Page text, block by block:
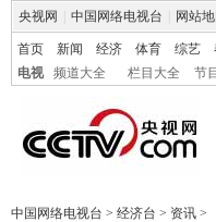
央视网 中国网络电视台 网站
首页 新闻 经济 体育 综艺
电视
频道大全 栏目大全 节
中国网络电视台 > 经济台 > 资讯 >